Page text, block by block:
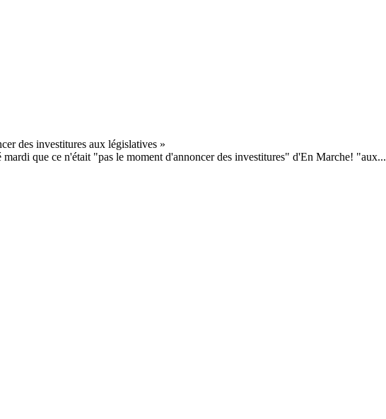
que ce n'était "pas le moment d'annoncer des investitures" d'En Marche! "aux...